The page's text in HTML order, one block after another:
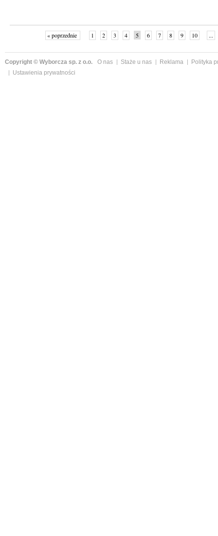
« poprzednie 1 2 3 4 5 6 7 8 9 10 ...
Copyright © Wyborcza sp. z o.o. O nas Staże u nas Reklama
Polityka
Ustawienia prywatności